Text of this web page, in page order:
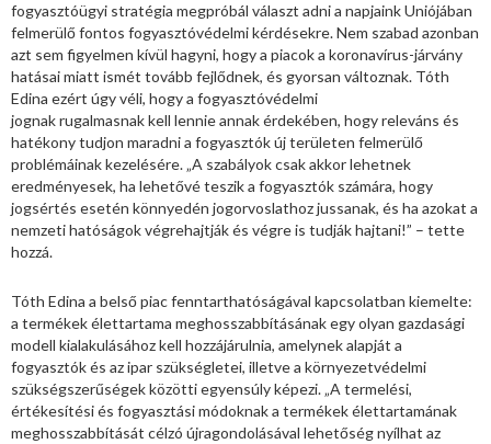
fogyasztóügyi stratégia megpróbál választ adni a napjaink Uniójában
felmerülő fontos fogyasztóvédelmi kérdésekre. Nem szabad azonban
azt sem figyelmen kívül hagyni, hogy a piacok a koronavírus-járvány
hatásai miatt ismét tovább fejlődnek, és gyorsan változnak. Tóth
Edina ezért úgy véli, hogy a fogyasztóvédelmi
jognak rugalmasnak kell lennie annak érdekében, hogy releváns és
hatékony tudjon maradni a fogyasztók új területen felmerülő
problémáinak kezelésére. „A szabályok csak akkor lehetnek
eredményesek, ha lehetővé teszik a fogyasztók számára, hogy
jogsértés esetén könnyedén jogorvoslathoz jussanak, és ha azokat a
nemzeti hatóságok végrehajtják és végre is tudják hajtani!” – tette
hozzá.
Tóth Edina a belső piac fenntarthatóságával kapcsolatban kiemelte:
a termékek élettartama meghosszabbításának egy olyan gazdasági
modell kialakulásához kell hozzájárulnia, amelynek alapját a
fogyasztók és az ipar szükségletei, illetve a környezetvédelmi
szükségszerűségek közötti egyensúly képezi. „A termelési,
értékesítési és fogyasztási módoknak a termékek élettartamának
meghosszabbítását célzó újragondolásával lehetőség nyílhat az